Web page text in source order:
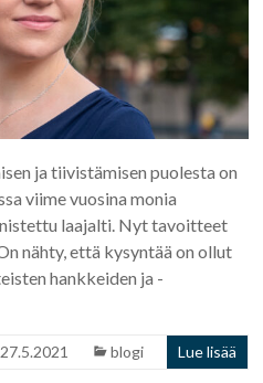
ja tiivistämisen puolesta on
viime vuosina monia
laajalti. Nyt tavoitteet
nähty, että kysyntää on ollut
hankkeiden ja -
27.5.2021 blogi Lue lisää